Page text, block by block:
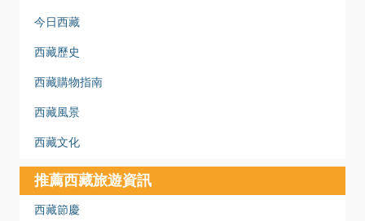
今日西藏
西藏歷史
西藏購物指南
西藏風景
西藏文化
推薦西藏旅遊資訊
西藏節慶